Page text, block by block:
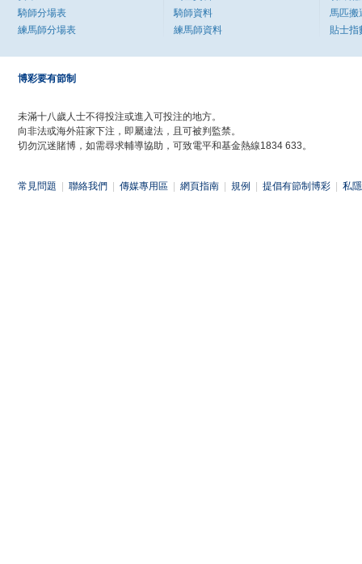
騎師分場表
練馬師分場表
騎師資料
練馬師資料
馬匹搬
貼士指
博彩要有節制
未滿十八歲人士不得投注或進入可投注的地方。
向非法或海外莊家下注，即屬違法，且可被判監禁。
切勿沉迷賭博，如需尋求輔導協助，可致電平和基金熱線1834 633。
常見問題 聯絡我們 傳媒專用區 網頁指南 規例 提倡有節制博彩 私